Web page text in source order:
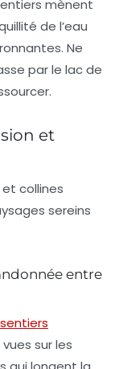
mènent
de l’eau
Ne
par le lac de
et
et collines
sereins
entre
sentiers
sur les